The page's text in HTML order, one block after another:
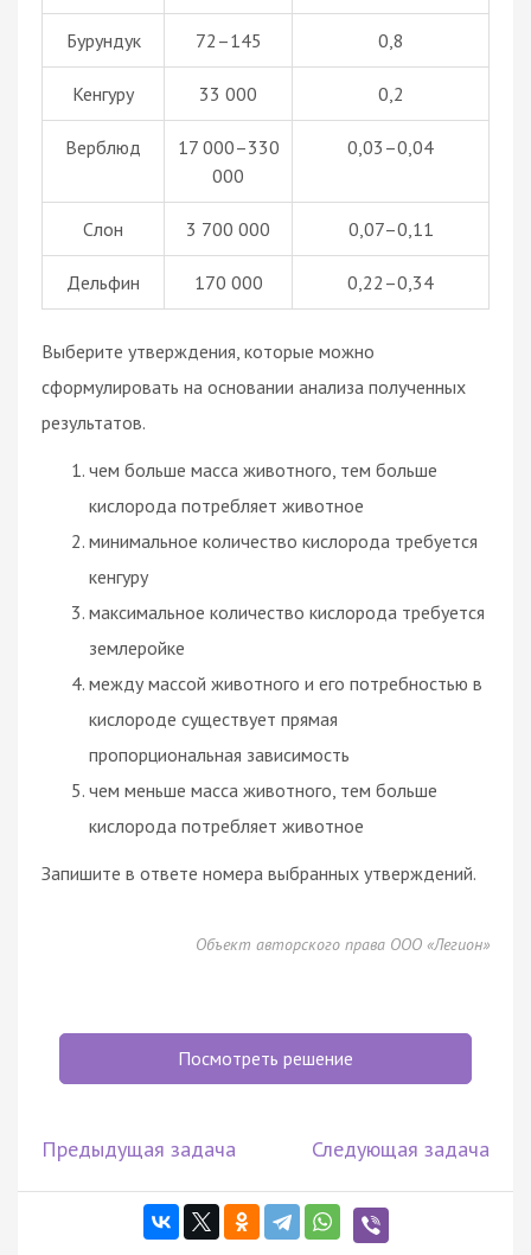
Бурундук 72–145 0,8
Кенгуру 33 000 0,2
Верблюд
17 000–330
000
0,03–0,04
Слон 3 700 000 0,07–0,11
Дельфин 170 000 0,22–0,34
Выберите утверждения, которые можно
сформулировать на основании анализа полученных
результатов.
чем больше масса животного, тем больше
кислорода потребляет животное
минимальное количество кислорода требуется
кенгуру
максимальное количество кислорода требуется
землеройке
между массой животного и его потребностью в
кислороде существует прямая
пропорциональная зависимость
чем меньше масса животного, тем больше
кислорода потребляет животное
Запишите в ответе номера выбранных утверждений.
Объект авторского права ООО «Легион»
Посмотреть решение
Предыдущая задача Следующая задача